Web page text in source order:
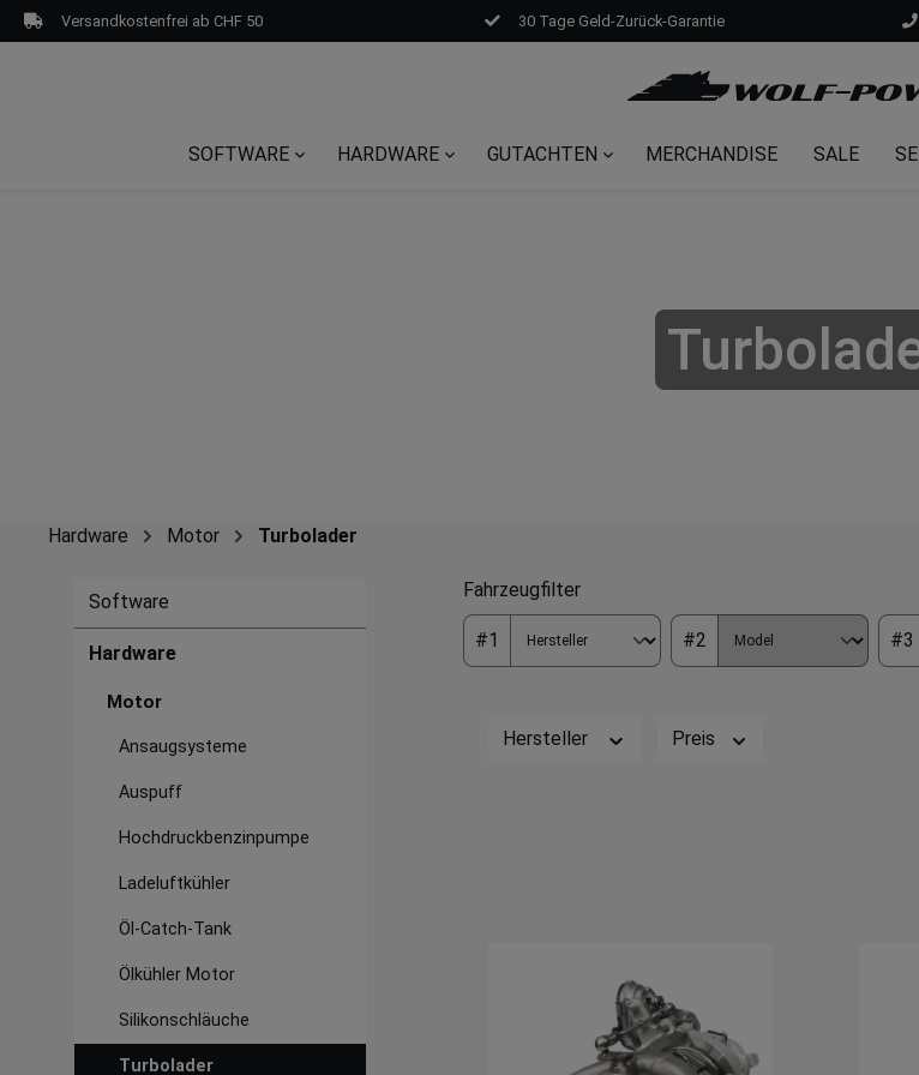
Versandkostenfrei ab CHF 50 30 Tage Geld-Zurück-Garantie
SOFTWARE HARDWARE GUTACHTEN MERCHANDISE SALE
Hardware Motor Turbolader
Software
Hardware
Motor
Ansaugsysteme
Auspuff
Hochdruckbenzinpumpe
Ladeluftkühler
Öl-Catch-Tank
Ölkühler Motor
Silikonschläuche
Turbolader
Fahrzeugfilter
#1 #2 #3
Hersteller Preis